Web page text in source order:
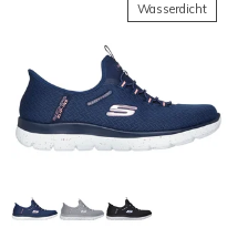
Wasserdicht